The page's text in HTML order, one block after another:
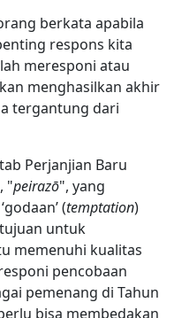
berkata apabila
respons kita
meresponi atau
menghasilkan akhir
tergantung dari
Perjanjian Baru
"peirazō", yang
(temptation)
untuk
memenuhi kualitas
pencobaan
pemenang di Tahun
bisa membedakan